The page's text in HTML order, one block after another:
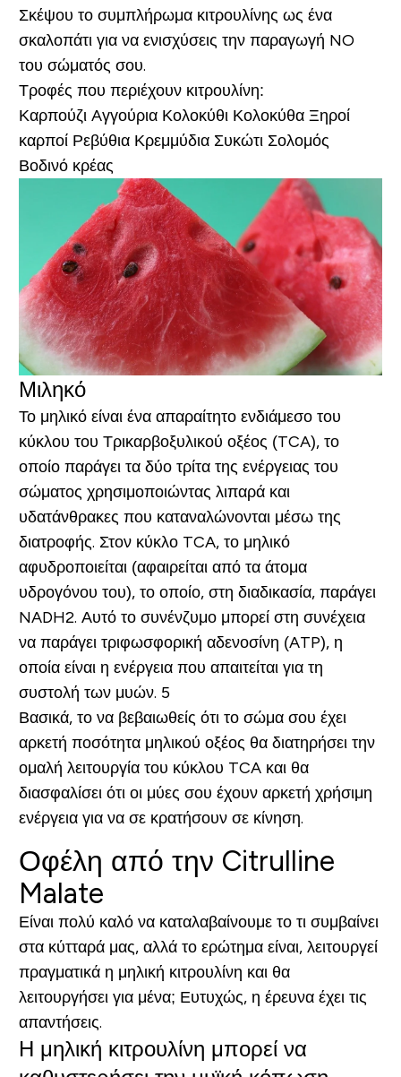
Σκέψου το συμπλήρωμα κιτρουλίνης ως ένα
σκαλοπάτι για να ενισχύσεις την παραγωγή NO
του σώματός σου.
Τροφές που περιέχουν κιτρουλίνη:
Καρπούζι AγγούριαΚολοκύθι ΚολοκύθαΞηροί
καρποίΡεβύθιαΚρεμμύδιαΣυκώτι Σολομός
Βοδινό κρέας
Μιληκό
Το μηλικό είναι ένα απαραίτητο ενδιάμεσο του
κύκλου του Τρικαρβοξυλικού οξέος (TCA), το
οποίο παράγει τα δύο τρίτα της ενέργειας του
σώματος χρησιμοποιώντας λιπαρά και
υδατάνθρακες που καταναλώνονται μέσω της
διατροφής. Στον κύκλο TCA, το μηλικό
αφυδροποιείται (αφαιρείται από τα άτομα
υδρογόνου του), το οποίο, στη διαδικασία, παράγει
NADH2. Αυτό το συνένζυμο μπορεί στη συνέχεια
να παράγει τριφωσφορική αδενοσίνη (ATP), η
οποία είναι η ενέργεια που απαιτείται για τη
συστολή των μυών. 5
Βασικά, το να βεβαιωθείς ότι το σώμα σου έχει
αρκετή ποσότητα μηλικού οξέος θα διατηρήσει την
ομαλή λειτουργία του κύκλου TCA και θα
διασφαλίσει ότι οι μύες σου έχουν αρκετή χρήσιμη
ενέργεια για να σε κρατήσουν σε κίνηση.
Οφέλη από την Citrulline
Malate
Είναι πολύ καλό να καταλαβαίνουμε το τι συμβαίνει
στα κύτταρά μας, αλλά το ερώτημα είναι, λειτουργεί
πραγματικά η μηλική κιτρουλίνη και θα
λειτουργήσει για μένα; Ευτυχώς, η έρευνα έχει τις
απαντήσεις.
Η μηλική κιτρουλίνη μπορεί να